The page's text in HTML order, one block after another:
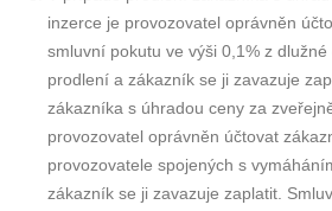
inzerce je provozovatel oprávněn
smluvní pokutu ve výši 0,1% z
prodlení a zákazník se ji zavazuje
zákazníka s úhradou ceny za
provozovatel oprávněn účtovat
provozovatele spojených s
zákazník se ji zavazuje zaplatit.